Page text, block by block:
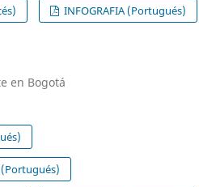
INFOGRAFIA (Portugués)
en Bogotá